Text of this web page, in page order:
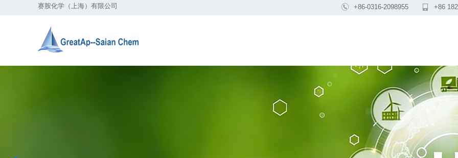
赛胺化学（上海）有限公司  +86-0316-2098955  +86